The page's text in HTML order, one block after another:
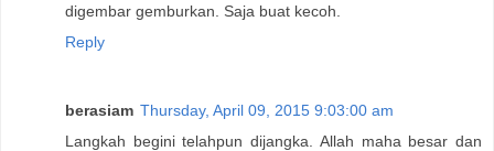
digembar gemburkan. Saja buat kecoh.
Reply
berasiam Thursday, April 09, 2015 9:03:00 am
Langkah begini telahpun dijangka. Allah maha besar dan